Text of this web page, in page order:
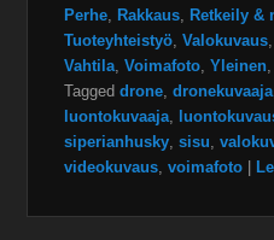
Perhe
Rakkaus Retkeily &
Tuoteyhteistyö ,Valokuvaus
Vahtila ,Voimafoto ,Yleinen
Tagged drone ,dronekuvaaja
luontokuvaaja
siperianhusky ,sisu ,
videokuvaus ,voimafoto